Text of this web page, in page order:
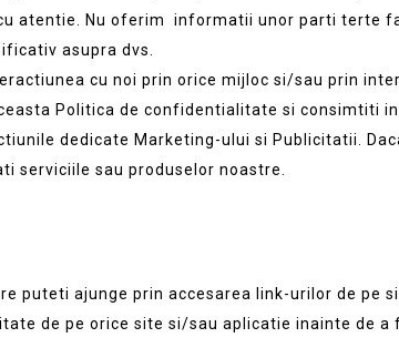
atentie. Nu oferim informatii unor parti terte
asupra dvs.
cu noi prin orice mijloc si/sau prin
Politica de confidentialitate si consimtiti
dedicate Marketing-ului si Publicitatii.
serviciile sau produselor noastre.
puteti ajunge prin accesarea link-urilor de pe
de pe orice site si/sau aplicatie inainte de a